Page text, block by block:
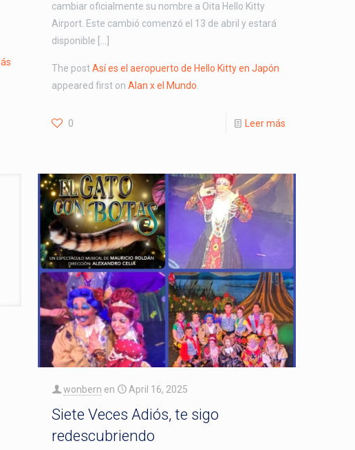
cambiar oficialmente su nombre a Oita Hello Kitty
Airport. Este cambió comenzó el 13 de abril y estará
disponible […]
The postAsí es el aeropuerto de Hello Kitty en Japón
appeared first onAlan x el Mundo
0 Leer más
wonbern en April 16, 2025
Siete Veces Adiós, te sigo
redescubriendo